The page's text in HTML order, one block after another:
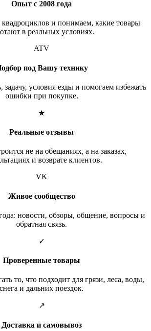
Опыт с 2008 года
и понимаем, какие товары
в реальных условиях.
ATV
под Вашу технику
условия езды и помогаем избежать
ошибки при покупке.
★
Реальные отзывы
не на обещаниях, а на заказах,
и возврате клиентов.
VK
Живое сообщество
новости, обзоры, общение, вопросы и
обратная связь.
✓
Проверенные товары
то, что подходит для грязи, леса, воды,
снега и дальних поездок.
↗
Доставка и самовывоз